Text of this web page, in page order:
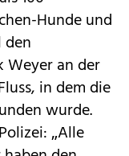
Hunde und
Weyer an der
in dem die
wurde.
„Alle